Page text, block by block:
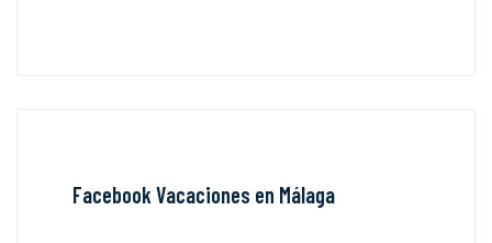
Facebook Vacaciones en Málaga